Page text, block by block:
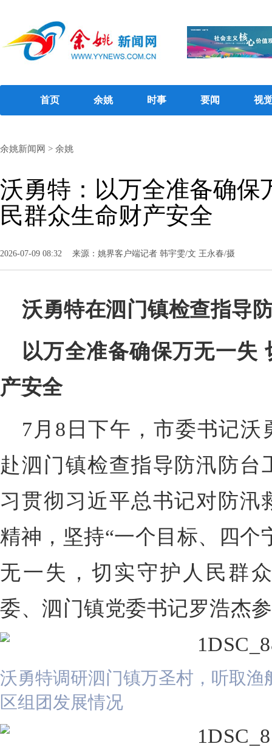
首页 余姚 时事 要闻 视
余姚新闻网 > 余姚
沃勇特：以万全准备确保
民群众生命财产安全
2026-07-09 08:32 来源：姚界客户端记者 韩宇雯/文 王永春/摄
沃勇特在泗门镇检查指导
以万全准备确保万无一失
产安全
7月8日下午， 市委书记沃
赴泗门镇检查指导防汛防台
习贯彻习近平总书记对防汛
精神，坚持“一个目标、四个
无一失，切实守护人民群
委、泗门镇党委书记罗浩杰
沃勇特调研泗门镇万圣村，听取
区组团发展情况